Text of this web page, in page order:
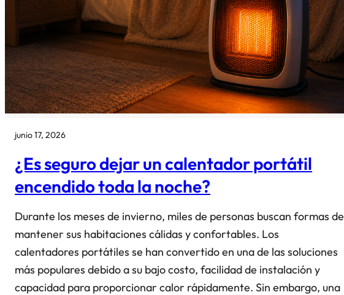
junio 17, 2026
¿Es seguro dejar un calentador portátil
encendido toda la noche?
Durante los meses de invierno, miles de personas buscan formas de
mantener sus habitaciones cálidas y confortables. Los
calentadores portátiles se han convertido en una de las soluciones
más populares debido a su bajo costo, facilidad de instalación y
capacidad para proporcionar calor rápidamente. Sin embargo, una